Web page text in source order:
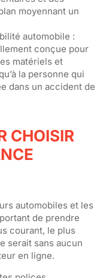
moyennant un
automobile :
conçue pour
matériels et
la personne qui
dans un accident de
CHOISIR
automobiles et les
de prendre
courant, le plus
serait sans aucun
en ligne.